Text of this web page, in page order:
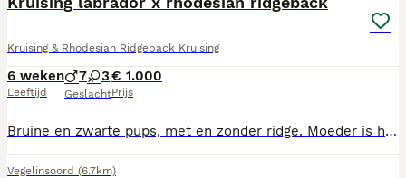
Kruising & Rhodesian Ridgeback Kruising
6 weken
Leeftijd
7 3
Geslacht
€ 1.000
Prijs
Bruine en zwarte pups, met en zonder ridge. Moeder is heel sociaal en eerlijk waaks. Ze hebben ruimte en beweging nodig. Wij hebben nog contact met moeders moeder en alle broers en zussen.
Vegelinsoord (6.7km)